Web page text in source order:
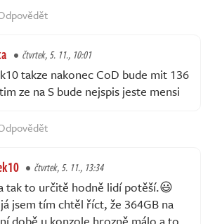
čtvrtek, 5. 11., 10:01
takze nakonec CoD bude mit 136
ze na S bude nejspis jeste mensi
čtvrtek, 5. 11., 13:34
tak to určitě hodně lidí potěší.😃
jsem tím chtěl říct, že 364GB na